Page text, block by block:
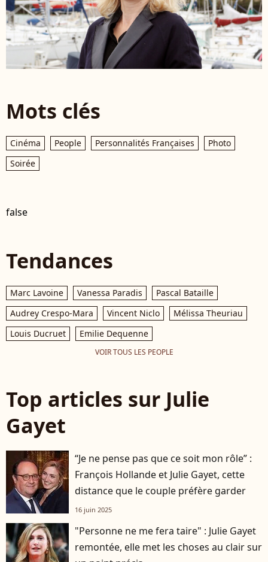
Mots clés
Cinéma People Personnalités Françaises
Photo
Soirée
false
Tendances
Marc Lavoine Vanessa Paradis
Pascal Bataille
Audrey Crespo-Mara
Vincent Niclo
Mélissa Theuriau
Louis Ducruet
Emilie Dequenne
VOIR TOUS LES PEOPLE
Top articles sur Julie
Gayet
“Je ne pense pas que ce soit mon rôle” :
François Hollande et Julie Gayet, cette
distance que le couple préfère garder
16 juin 2025
"Personne ne me fera taire" : Julie Gayet
remontée, elle met les choses au clair sur